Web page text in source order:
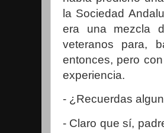
la Sociedad
era una mezcla
veteranos para,
entonces, pero
experiencia.
- ¿Recuerdas
- Claro que sí,